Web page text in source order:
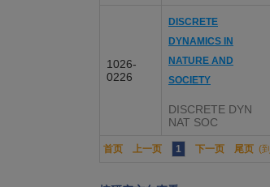
1026-
0226
DISCRETE
DYNAMICS IN
NATURE AND
SOCIETY
DISCRETE DYN
NAT SOC
首页 上一页 1 下一页 尾页 (到